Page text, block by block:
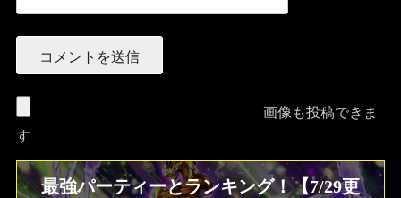
画像も投稿できま
す
最強パーティーとランキング！【7/29更